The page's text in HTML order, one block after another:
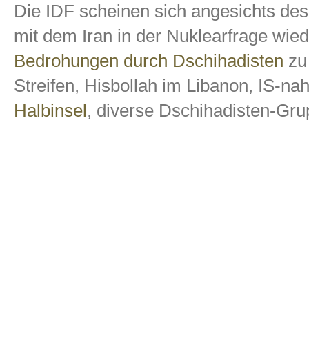
Die IDF scheinen sich angesichts
mit dem Iran in der Nuklearfrage
Bedrohungen durch Dschihadisten
Streifen, Hisbollah im Libanon, IS-
Halbinsel, diverse Dschihadisten-